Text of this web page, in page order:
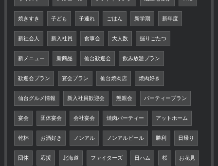
焼きすき 子ども 子連れ ごはん 新学期 新年度
新社会人 新入社員 食事会 大人数 掘りごたつ
新メニュー 新商品 仙台歓迎会 飲み放題プラン
歓迎会プラン 宴会プラン 仙台焼肉店 焼肉好き
仙台グルメ情報 新入社員歓迎会 懇親会 パーティープラン
宴会 団体宴会 会社宴会 焼肉パーティー アットホーム
乾杯 お酒好き ノンアル ノンアルビール 勝利 日帰り
団体 応援 北海道 ファイターズ 日ハム 桜 お花見